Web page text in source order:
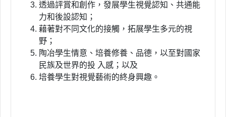
透過評賞和創作，發展學生視覺認知、共通能
力和後設認知；
藉著對不同文化的接觸，拓展學生多元的視
野；
陶冶學生情意、培養修養、品德，以至對國家
民族及世界的投 入感；以及
培養學生對視覺藝術的終身興趣。